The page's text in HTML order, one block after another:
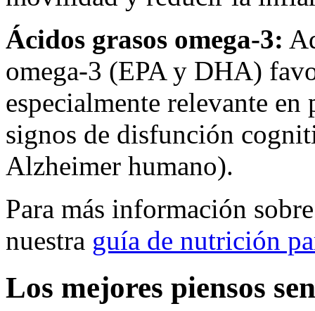
Ácidos grasos omega-3:
omega-3 (EPA y DHA)
especialmente relevante
signos de disfunción
Alzheimer humano).
Para más información
nuestra guía de nutrición
Los mejores piensos